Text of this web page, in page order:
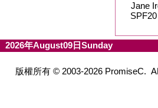
Jane
2026年August09日Sunday
版權所有 © 2003-2026 PromiseC.